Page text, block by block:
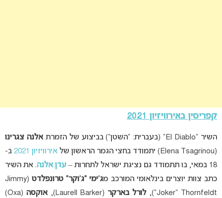
קפריסין באירוויזיון 2021
השיר “El Diablo” (בעברית: “השטן”) בביצוע של הזמרת
אלנה צגרינו
(Elena Tsagrinou) יתמודד בחצי הגמר הראשון של
אירוויזיון 2021
ב-
18 במאי, בו תתמודד גם נציגת ישראל לתחרות –
עדן אלנה. את השיר
כתב צוות יוצרים בינלאומי המורכב מג’ימי “ג’וקר” טרונפלדט
(Jimmy
“Joker” Thornfeldt),
לורל בארקר (Laurell Barker), אוקסה
(Oxa)